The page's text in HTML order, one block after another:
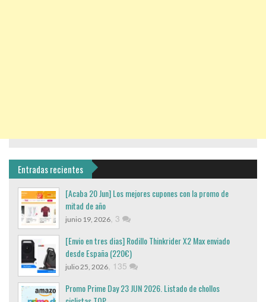
Entradas recientes
[Acaba 20 Jun] Los mejores cupones con la promo de
mitad de año
junio 19, 2026, 3
[Envio en tres dias] Rodillo Thinkrider X2 Max enviado
desde España (220€)
julio 25, 2026, 135
Promo Prime Day 23 JUN 2026. Listado de chollos